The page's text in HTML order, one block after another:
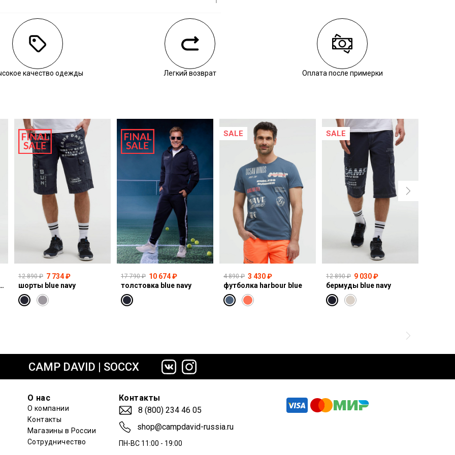
нам, чтобы уточнить наличие.
качество одежды Легкий возврат Оплата после примерки
джинсы NI:CO:R611 light vintage print jogg
12 890 ₽ 7 734 ₽
шорты blue navy
17 790 ₽ 10 674 ₽
толстовка blue navy
SALE
4 890 ₽ 3 430 ₽
футболка harbour blue
SALE
12 890 ₽ 9 030 ₽
бермуды blue navy
CAMP DAVID | SOCCX
О нас
О компании
Контакты
Магазины в России
Сотрудничество
Контакты
8 (800) 234 46 05
shop@campdavid-russia.ru
ПН-ВС 11:00 - 19:00